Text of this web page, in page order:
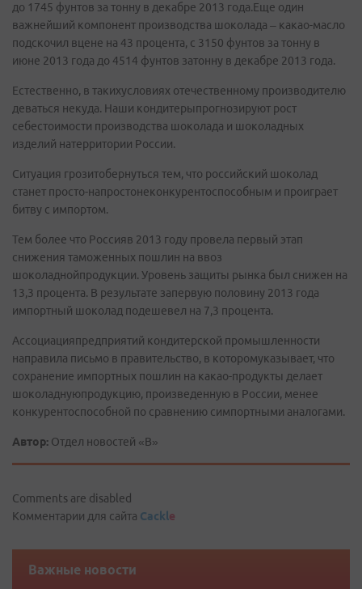
до 1745 фунтов за тонну в декабре 2013 года.Еще один
важнейший компонент производства шоколада – какао-масло
подскочил вцене на 43 процента, с 3150 фунтов за тонну в
июне 2013 года до 4514 фунтов затонну в декабре 2013 года.
Естественно, в такихусловиях отечественному производителю
деваться некуда. Наши кондитерыпрогнозируют рост
себестоимости производства шоколада и шоколадных
изделий натерритории России.
Ситуация грозитобернуться тем, что российский шоколад
станет просто-напростонеконкурентоспособным и проиграет
битву с импортом.
Тем более что Россияв 2013 году провела первый этап
снижения таможенных пошлин на ввоз
шоколаднойпродукции. Уровень защиты рынка был снижен на
13,3 процента. В результате запервую половину 2013 года
импортный шоколад подешевел на 7,3 процента.
Ассоциацияпредприятий кондитерской промышленности
направила письмо в правительство, в которомуказывает, что
сохранение импортных пошлин на какао-продукты делает
шоколаднуюпродукцию, произведенную в России, менее
конкурентоспособной по сравнению симпортными аналогами.
Автор: Отдел новостей «В»
Comments are disabled
Комментарии для сайта Cackle
Важные новости